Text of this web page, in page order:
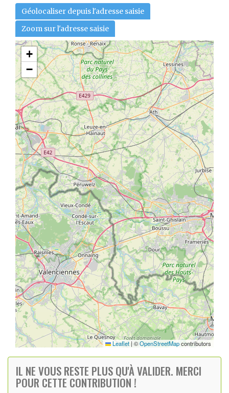
Géolocaliser depuis l'adresse saisie
Zoom sur l'adresse saisie
+
−
Leaflet |©OpenStreetMapcontributors
IL NE VOUS RESTE PLUS QU'À VALIDER. MERCI
POUR CETTE CONTRIBUTION !